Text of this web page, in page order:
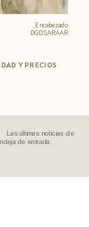
Encabezado
DGDSARAAR
Y PRECIOS
Las últimas noticias de
de entrada.